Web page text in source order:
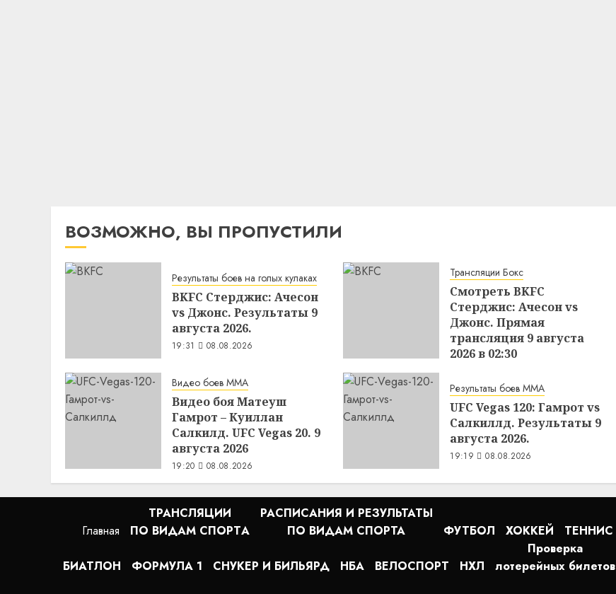
ВОЗМОЖНО, ВЫ ПРОПУСТИЛИ
Результаты боев на голых кулаках
BKFC Стерджис: Ачесон
vs Джонс. Результаты 9
августа 2026.
19:31 08.08.2026
Трансляции Бокс
Смотреть BKFC
Стерджис: Ачесон vs
Джонс. Прямая
трансляция 9 августа
2026 в 02:30
Видео боев MMA
Видео боя Матеуш
Гамрот – Куиллан
Салкилд. UFC Vegas 20. 9
августа 2026
19:20 08.08.2026
Результаты боев MMA
UFC Vegas 120: Гамрот vs
Салкиллд. Результаты 9
августа 2026.
19:19 08.08.2026
Главная
ТРАНСЛЯЦИИ
ПО ВИДАМ СПОРТA
РАСПИСАНИЯ И РЕЗУЛЬТАТЫ
ПО ВИДАМ СПОРТА
ФУТБОЛ ХОККЕЙ ТЕННИС
БИАТЛОН ФОРМУЛА 1 СНУКЕР И БИЛЬЯРД НБА ВЕЛОСПОРТ НХЛ
Проверка
лотерейных билетов